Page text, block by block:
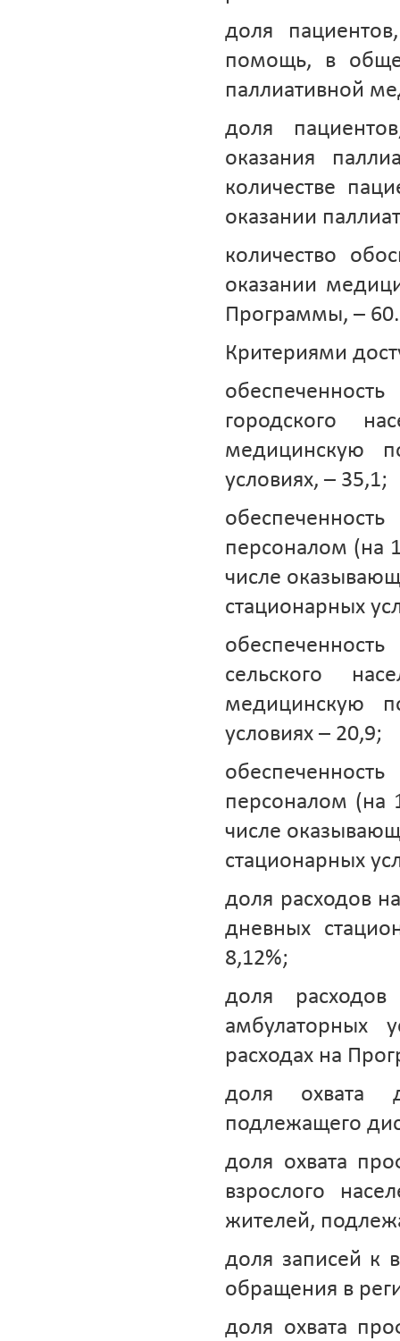
доля
помощь, в
паллиативной
доля
оказания
количестве
оказании
количество
оказании
Программы, – 60.
Критериями
городского
медицинскую
условиях, – 35,1;
персоналом (на
числе
стационарных
сельского
медицинскую
условиях – 20,9;
персоналом (на
числе
стационарных
доля расходов
дневных
8,12%;
доля
амбулаторных
расходах на
доля охвата
подлежащего
доля охвата
взрослого
жителей,
доля записей к
обращения в
доля охвата